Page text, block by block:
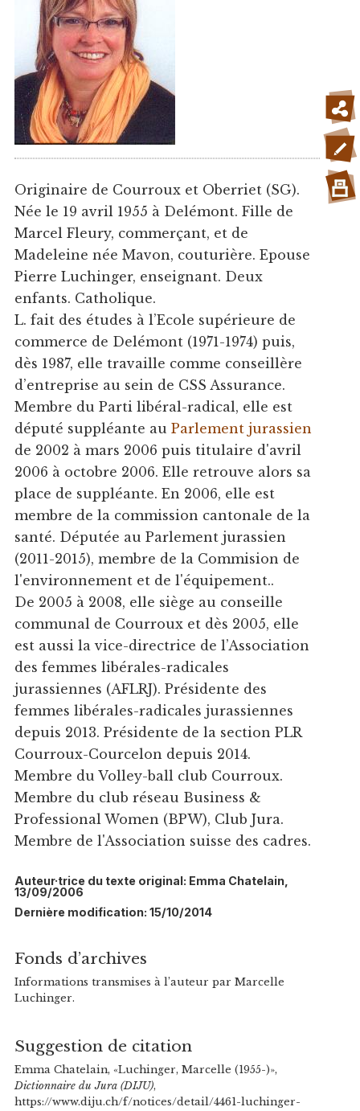
Originaire de Courroux et Oberriet (SG).
Née le 19 avril 1955 à Delémont. Fille de
Marcel Fleury, commerçant, et de
Madeleine née Mavon, couturière. Epouse
Pierre Luchinger, enseignant. Deux
enfants. Catholique.
L. fait des études à l’Ecole supérieure de
commerce de Delémont (1971-1974) puis,
dès 1987, elle travaille comme conseillère
d’entreprise au sein de CSS Assurance.
Membre du Parti libéral-radical, elle est
député suppléante au Parlement jurassien
de 2002 à mars 2006 puis titulaire d'avril
2006 à octobre 2006. Elle retrouve alors sa
place de suppléante. En 2006, elle est
membre de la commission cantonale de la
santé. Députée au Parlement jurassien
(2011-2015), membre de la Commision de
l'environnement et de l'équipement..
De 2005 à 2008, elle siège au conseille
communal de Courroux et dès 2005, elle
est aussi la vice-directrice de l’Association
des femmes libérales-radicales
jurassiennes (AFLRJ). Présidente des
femmes libérales-radicales jurassiennes
depuis 2013. Présidente de la section PLR
Courroux-Courcelon depuis 2014.
Membre du Volley-ball club Courroux.
Membre du club réseau Business &
Professional Women (BPW), Club Jura.
Membre de l'Association suisse des cadres.
Auteur·trice du texte original: Emma Chatelain,
13/09/2006
Dernière modification: 15/10/2014
Fonds d’archives
Informations transmises à l’auteur par Marcelle
Luchinger.
Suggestion de citation
Emma Chatelain, «Luchinger, Marcelle (1955-)»,
Dictionnaire du Jura (DIJU),
https://www.diju.ch/f/notices/detail/4461-luchinger-